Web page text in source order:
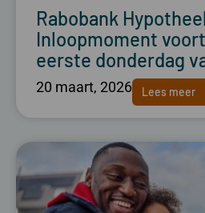
Rabobank
Inloopmoment
eerste donderdag
20 maart, 2026 Lees meer